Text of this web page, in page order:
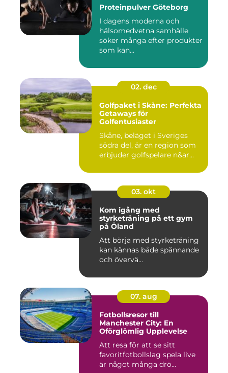
Proteinpulver Göteborg
I dagens moderna och
hälsomedvetna samhälle
söker många efter produkter
som kan...
02. dec
Golfpaket i Skåne: Perfekta
Getaways för
Golfentusiaster
Skåne, beläget i Sveriges
södra del, är en region som
erbjuder golfspelare n&ar...
03. okt
Kom igång med
styrketräning på ett gym
på Öland
Att börja med styrketräning
kan kännas både spännande
och övervä...
07. aug
Fotbollsresor till
Manchester City: En
Oförglömlig Upplevelse
Att resa för att se sitt
favoritfotbollslag spela live
är något många drö...